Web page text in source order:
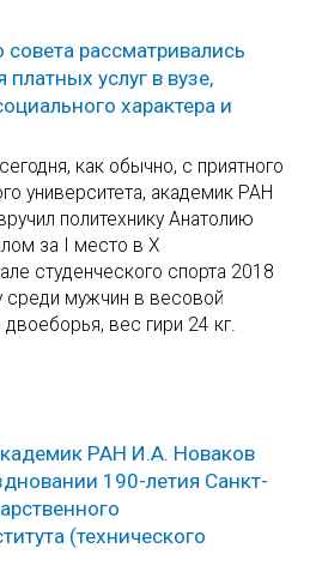
рассматривались
услуг в вузе,
характера и
как обычно, с приятного
университета, академик РАН
политехнику Анатолию
за I место в X
студенческого спорта 2018
среди мужчин в весовой
вес гири 24 кг.
РАН И.А. Новаков
190-летия Санкт-
(технического